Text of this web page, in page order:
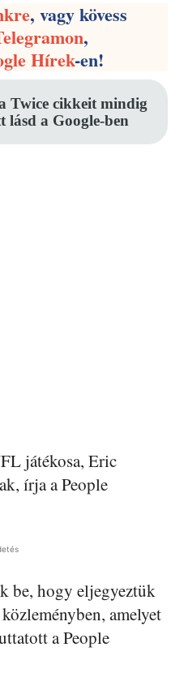
, vagy kövess
,
Hírek-en!
Twice cikkeit mindig
lásd a Google-ben
játékosa, Eric
írja a People
be, hogy eljegyeztük
amelyet
a People